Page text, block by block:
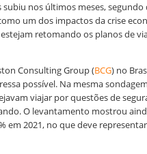
subiu nos últimos meses,
um dos impactos da crise
retomando os planos de
Consulting Group (BCG) no
possível. Na mesma
viajar por questões de
O levantamento mostrou
em 2021, no que deve